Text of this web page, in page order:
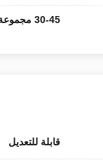
30-45 مجموعة / شهر
قابلة للتعديل